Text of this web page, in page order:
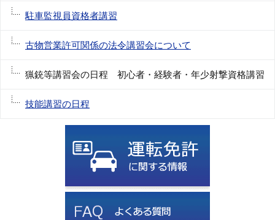
駐車監視員資格者講習
古物営業許可関係の法令講習会について
猟銃等講習会の日程 初心者・経験者・年少射撃資格講習
技能講習の日程